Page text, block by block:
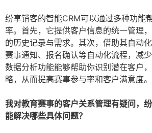
纷享销客的智能CRM可以通过多种功能
率。首先，它提供客户信息的统一管理
的历史记录与需求。其次，借助其自动
赛事通知、报名确认等自动化流程，减少
数据分析功能能够帮助你识别潜在客户
略，从而提高赛事参与率和客户满意度。
我对教育赛事的客户关系管理有疑问，
能解决哪些具体问题？